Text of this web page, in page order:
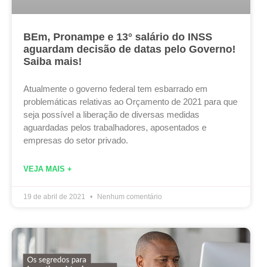
BEm, Pronampe e 13° salário do INSS
aguardam decisão de datas pelo Governo!
Saiba mais!
Atualmente o governo federal tem esbarrado em
problemáticas relativas ao Orçamento de 2021 para que
seja possível a liberação de diversas medidas
aguardadas pelos trabalhadores, aposentados e
empresas do setor privado.
VEJA MAIS +
19 de abril de 2021 Nenhum comentário